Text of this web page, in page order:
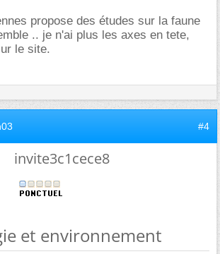
propose des études sur la faune
.. je n'ai plus les axes en tete,
le site.
#4
invite3c1cece8
et environnement